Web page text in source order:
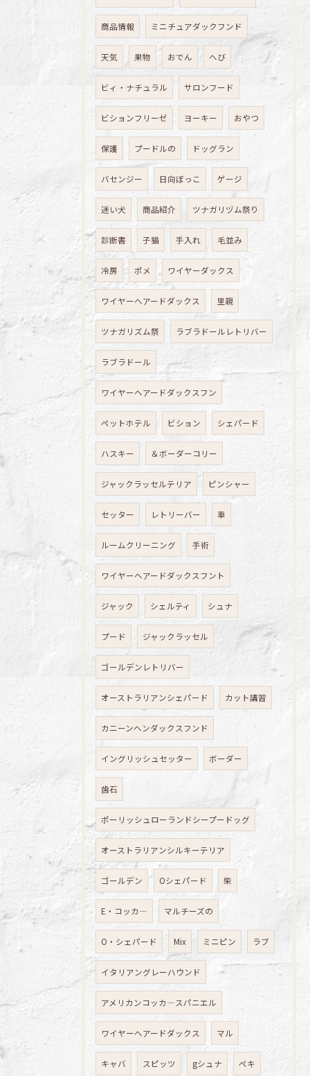
商品情報 ミニチュアダックフンド
天気 果物 おでん へび
ビィ・ナチュラル サロンフード
ビションフリーゼ ヨーキー おやつ
保護 プードルの ドッグラン
バセンジー 日向ぼっこ ゲージ
迷い犬 商品紹介 ツナガリヅム祭り
診断書 子猫 手入れ 毛並み
冷房 ポメ ワイヤーダックス
ワイヤーヘアードダックス 里親
ツナガリズム祭 ラブラドールレトリバー
ラブラドール
ワイヤーヘアードダックスフン
ペットホテル ビション シェパード
ハスキー ＆ボーダーコリー
ジャックラッセルテリア ピンシャー
セッター レトリーバー 車
ルームクリーニング 手術
ワイヤーヘアードダックスフント
ジャック シェルティ シュナ
プード ジャックラッセル
ゴールデンレトリバー
オーストラリアンシェパード カット講習
カニーンヘンダックスフンド
イングリッシュセッター ボーダー
歯石
ポーリッシュローランドシープードッグ
オーストラリアンシルキーテリア
ゴールデン Oシェパード 柴
E・コッカ― マルチーズの
O・シェパード Mix ミニピン ラブ
イタリアングレーハウンド
アメリカンコッカ―スパニエル
ワイヤーへアードダックス マル
キャバ スピッツ gシュナ ペキ